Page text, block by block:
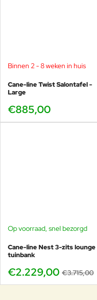
Binnen 2 - 8 weken in huis
Cane-line Twist Salontafel -
Large
€885,00
-40%
Op voorraad, snel bezorgd
Cane-line Nest 3-zits lounge
tuinbank
€2.229,00 €3.715,00